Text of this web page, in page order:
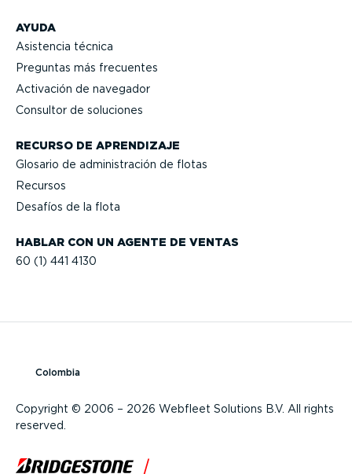
HABLAR CON UN AGENTE DE VENTAS
60 (1) 441 4130
AYUDA
Asistencia técnica
Preguntas más frecuentes
Activación de navegador
Consultor de soluciones
RECURSO DE APRENDIZAJE
Glosario de adminis­tración de flotas
Recursos
Desafíos de la flota
Copyright © 2006 – 2026 Webfleet Solutions B.V. All rights
reserved.
Colombia